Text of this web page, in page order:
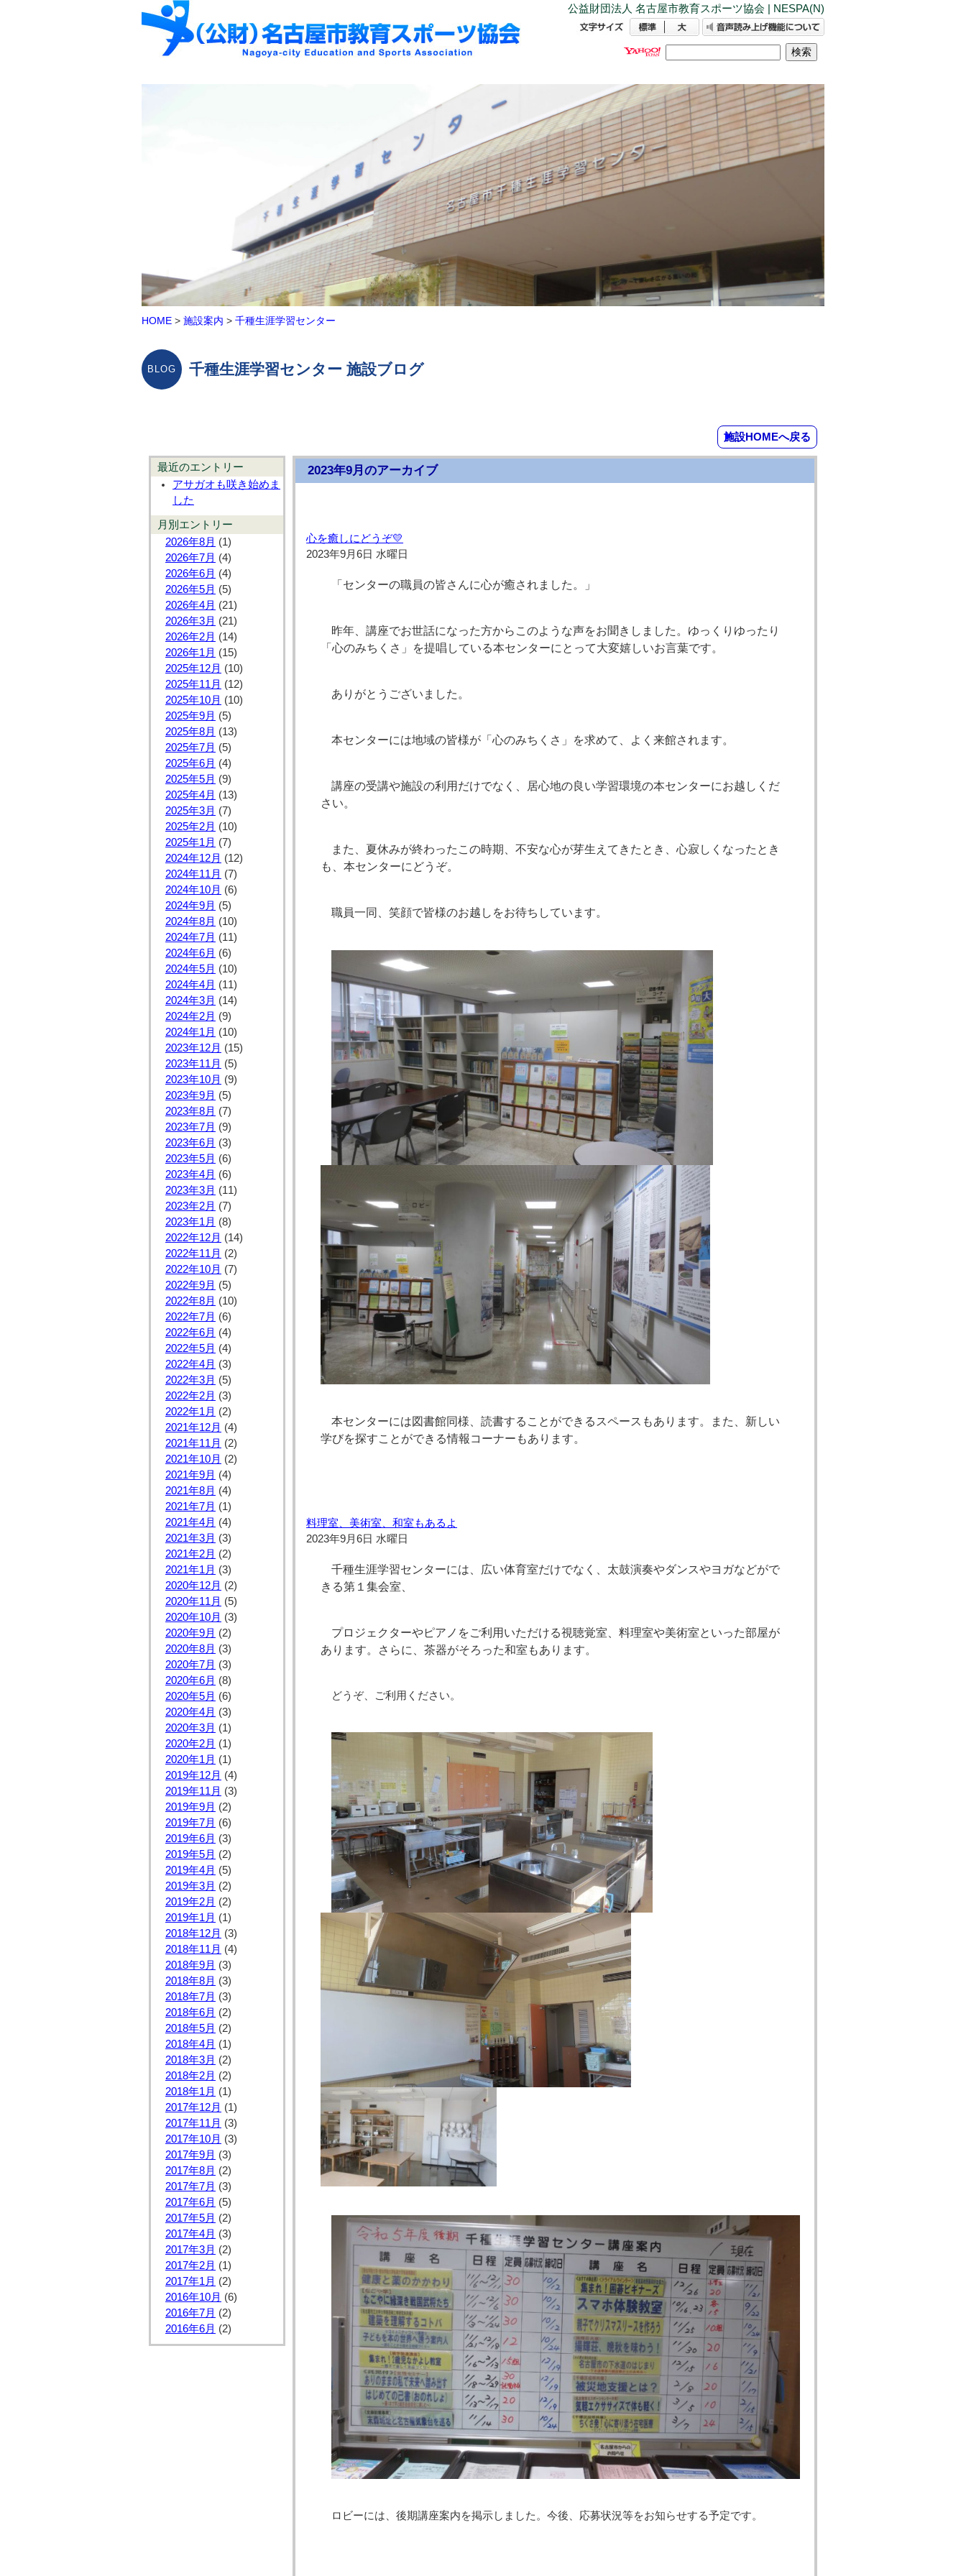
公益財団法人 名古屋市教育スポーツ協会 | NESPA(N)
HOME > 施設案内 > 千種生涯学習センター
千種生涯学習センター 施設ブログ
施設HOMEへ戻る
最近のエントリー
アサガオも咲き始めま
した
月別エントリー
2026年8月 (1)
2026年7月 (4)
2026年6月 (4)
2026年5月 (5)
2026年4月 (21)
2026年3月 (21)
2026年2月 (14)
2026年1月 (15)
2025年12月 (10)
2025年11月 (12)
2025年10月 (10)
2025年9月 (5)
2025年8月 (13)
2025年7月 (5)
2025年6月 (4)
2025年5月 (9)
2025年4月 (13)
2025年3月 (7)
2025年2月 (10)
2025年1月 (7)
2024年12月 (12)
2024年11月 (7)
2024年10月 (6)
2024年9月 (5)
2024年8月 (10)
2024年7月 (11)
2024年6月 (6)
2024年5月 (10)
2024年4月 (11)
2024年3月 (14)
2024年2月 (9)
2024年1月 (10)
2023年12月 (15)
2023年11月 (5)
2023年10月 (9)
2023年9月 (5)
2023年8月 (7)
2023年7月 (9)
2023年6月 (3)
2023年5月 (6)
2023年4月 (6)
2023年3月 (11)
2023年2月 (7)
2023年1月 (8)
2022年12月 (14)
2022年11月 (2)
2022年10月 (7)
2022年9月 (5)
2022年8月 (10)
2022年7月 (6)
2022年6月 (4)
2022年5月 (4)
2022年4月 (3)
2022年3月 (5)
2022年2月 (3)
2022年1月 (2)
2021年12月 (4)
2021年11月 (2)
2021年10月 (2)
2021年9月 (4)
2021年8月 (4)
2021年7月 (1)
2021年4月 (4)
2021年3月 (3)
2021年2月 (2)
2021年1月 (3)
2020年12月 (2)
2020年11月 (5)
2020年10月 (3)
2020年9月 (2)
2020年8月 (3)
2020年7月 (3)
2020年6月 (8)
2020年5月 (6)
2020年4月 (3)
2020年3月 (1)
2020年2月 (1)
2020年1月 (1)
2019年12月 (4)
2019年11月 (3)
2019年9月 (2)
2019年7月 (6)
2019年6月 (3)
2019年5月 (2)
2019年4月 (5)
2019年3月 (2)
2019年2月 (2)
2019年1月 (1)
2018年12月 (3)
2018年11月 (4)
2018年9月 (3)
2018年8月 (3)
2018年7月 (3)
2018年6月 (2)
2018年5月 (2)
2018年4月 (1)
2018年3月 (2)
2018年2月 (2)
2018年1月 (1)
2017年12月 (1)
2017年11月 (3)
2017年10月 (3)
2017年9月 (3)
2017年8月 (2)
2017年7月 (3)
2017年6月 (5)
2017年5月 (2)
2017年4月 (3)
2017年3月 (2)
2017年2月 (1)
2017年1月 (2)
2016年10月 (6)
2016年7月 (2)
2016年6月 (2)
2023年9月のアーカイブ
心を癒しにどうぞ💛
2023年9月6日 水曜日
「センターの職員の皆さんに心が癒されました。」
昨年、講座でお世話になった方からこのような声をお聞きしました。ゆっくりゆったり
「心のみちくさ」を提唱している本センターにとって大変嬉しいお言葉です。
ありがとうございました。
本センターには地域の皆様が「心のみちくさ」を求めて、よく来館されます。
講座の受講や施設の利用だけでなく、居心地の良い学習環境の本センターにお越しくだ
さい。
また、夏休みが終わったこの時期、不安な心が芽生えてきたとき、心寂しくなったとき
も、本センターにどうぞ。
職員一同、笑顔で皆様のお越しをお待ちしています。
本センターには図書館同様、読書することができるスペースもあります。また、新しい
学びを探すことができる情報コーナーもあります。
料理室、美術室、和室もあるよ
2023年9月6日 水曜日
千種生涯学習センターには、広い体育室だけでなく、太鼓演奏やダンスやヨガなどがで
きる第１集会室、
プロジェクターやピアノをご利用いただける視聴覚室、 料理室や美術室といった部屋が
あります。さらに、茶器がそろった和室もあります。
どうぞ、ご利用ください。
ロビーには、後期講座案内を掲示しました。今後、応募状況等をお知らせする予定です。